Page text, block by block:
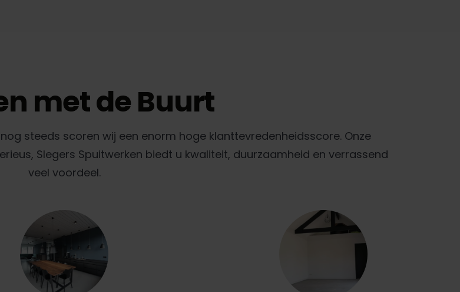
met de Buurt
steeds scoren wij een enorm hoge klanttevredenheidsscore. Onze
Slegers Spuitwerken biedt u kwaliteit, duurzaamheid en verrassend
veel voordeel.